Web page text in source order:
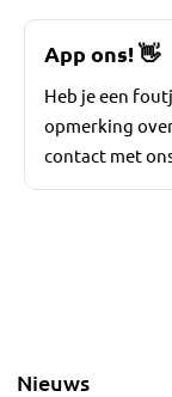
App ons!👋
Heb je een
opmerking
contact met
Nieuws